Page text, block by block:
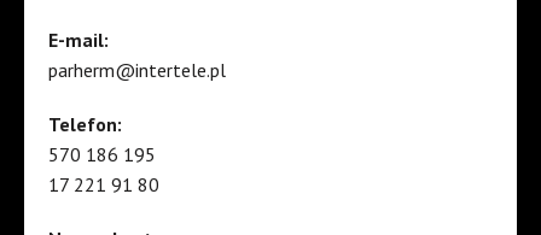
E-mail:
parherm@intertele.pl
Telefon:
570 186 195
17 221 91 80